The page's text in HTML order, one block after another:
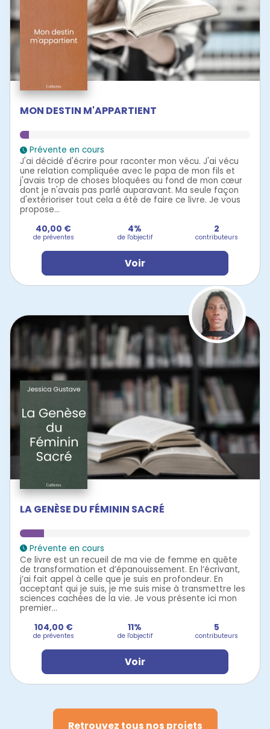
MON DESTIN M'APPARTIENT
Prévente en cours
J'ai décidé d'écrire pour raconter mon vécu. J'ai vécu
une relation compliquée avec le papa de mon fils et
j'avais trop de choses bloquées au fond de mon cœur
dont je n'avais pas parlé auparavant. Ma seule façon
d'extérioriser tout cela a été de faire ce livre. Je vous
propose...
40,00 €
de préventes
4%
de l'objectif
2
contributeurs
Voir
LA GENÈSE DU FÉMININ SACRÉ
Prévente en cours
Ce livre est un recueil de ma vie de femme en quête
de transformation et d’épanouissement. En l’écrivant,
j’ai fait appel à celle que je suis en profondeur. En
acceptant qui je suis, je me suis mise à transmettre les
sciences cachées de la vie. Je vous présente ici mon
premier...
104,00 €
de préventes
11%
de l'objectif
5
contributeurs
Voir
Retrouvez tous nos projets